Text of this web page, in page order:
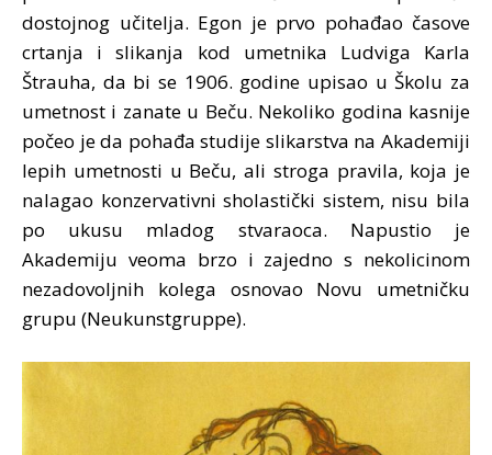
dostojnog učitelja. Egon je prvo pohađao časove
crtanja i slikanja kod umetnika Ludviga Karla
Štrauha, da bi se 1906. godine upisao u Školu za
umetnost i zanate u Beču. Nekoliko godina kasnije
počeo je da pohađa studije slikarstva na Akademiji
lepih umetnosti u Beču, ali stroga pravila, koja je
nalagao konzervativni sholastički sistem, nisu bila
po ukusu mladog stvaraoca. Napustio je
Akademiju veoma brzo i zajedno s nekolicinom
nezadovoljnih kolega osnovao Novu umetničku
grupu (Neukunstgruppe).